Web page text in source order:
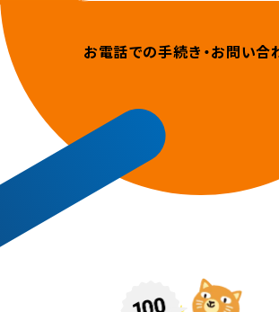
お電話での手続き・お問い合